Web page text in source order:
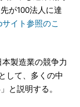
が100法人に達
イト参照のこ
製造業の競争力
して、多くの中
と説明する。